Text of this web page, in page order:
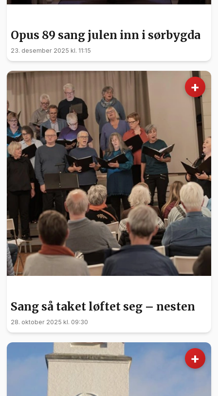
Opus 89 sang julen inn i sørbygda
23. desember 2025 kl. 11:15
+
Sang så taket løftet seg – nesten
28. oktober 2025 kl. 09:30
+